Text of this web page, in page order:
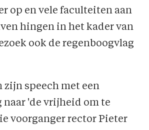
op en vele faculteiten aan
hingen in het kader van
ook de regenboogvlag
zijn speech met een
'de vrijheid om te
voorganger rector Pieter